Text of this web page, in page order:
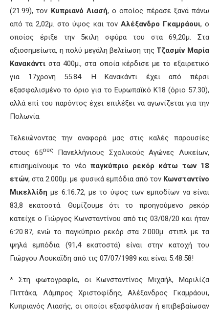
(21.99), τον Κυπριανό Λιασή, ο οποίος πέρασε ξανά πάνω
από τα 2,02μ. στο ύψος και τον Αλέξανδρο Γκαμράουι, ο
οποίος έριξε την 5κιλη σφύρα του στα 69,20μ. Στα
αξιοσημείωτα, η πολύ μεγάλη βελτίωση της Τζασμίν Μαρία
Κανακάντι στα 400μ., στα οποία κέρδισε με το εξαιρετικό
για 17χρονη 55.84. Η Κανακάντι έχει από πέρσι
εξασφαλισμένο το όριο για το Ευρωπαϊκό Κ18 (όριο 57.30),
αλλά επί του παρόντος έχει επιλέξει να αγωνίζεται για την
Πολωνία.
Τελειώνοντας την αναφορά μας στις καλές παρουσίες
στους 65ουςΠανελλήνιους Σχολικούς Αγώνες Λυκείων,
επισημαίνουμε το νέο παγκύπριο ρεκόρ κάτω των 18
ετών, στα 2.000μ. με φυσικά εμπόδια από τον Κωνσταντίνο
Μικελλίδη με 6:16.72, με το ύψος των εμποδίων να είναι
83,8 εκατοστά. Θυμίζουμε ότι το προηγούμενο ρεκόρ
κατείχε ο Γιώργος Κωνσταντίνου από τις 03/08/20 και ήταν
6:20.87, ενώ το παγκύπριο ρεκόρ στα 2.000μ. στιπλ με τα
ψηλά εμπόδια (91,4 εκατοστά) είναι στην κατοχή του
Γιώργου Λουκαΐδη από τις 07/07/1989 και είναι 5:48.58!
* Στη φωτογραφία, οι Κωνσταντίνος Μιχαήλ, Μαριλίζα
Πιττάκα, Λάμπρος Χριστοφίδης, Αλέξανδρος Γκαμράουι,
Κυπριανός Λιασής, οι οποίοι εξασφάλισαν ή επιβεβαίωσαν